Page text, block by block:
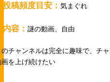
投稿頻度目安：気まぐれ
内容：謎の動画、自由
のチャンネルは完全に趣味で、チ
画を上げ続けたい